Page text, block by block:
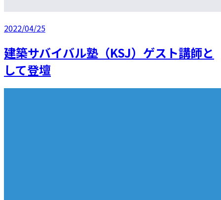
2022/04/25
建築サバイバル塾（KSJ）ゲスト講師と
して登壇